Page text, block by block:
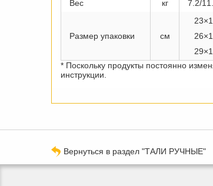
Вес
кг 7.2/
Размер упаковки см
* Поскольку продукты постоянно
инструкции.
Вернуться в раздел "ТАЛИ РУЧНЫЕ"